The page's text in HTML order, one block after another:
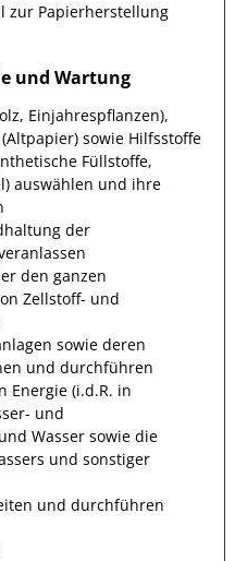
zur Papierherstellung
und Wartung
Einjahrespflanzen),
sowie Hilfsstoffe
Füllstoffe,
auswählen und ihre
der
den ganzen
Zellstoff- und
sowie deren
und durchführen
Energie (i.d.R. in
und
Wasser sowie die
und sonstiger
und durchführen